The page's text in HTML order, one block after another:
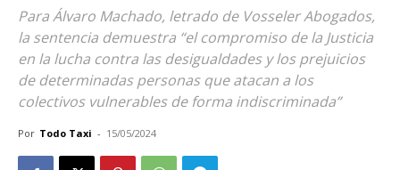
Para Álvaro Machado, letrado de Vosseler Abogados,
la sentencia demuestra “el compromiso de la Justicia
en la lucha contra las desigualdades y los prejuicios
de determinadas personas que atacan a los
colectivos vulnerables de forma indiscriminada”
Por Todo Taxi - 15/05/2024